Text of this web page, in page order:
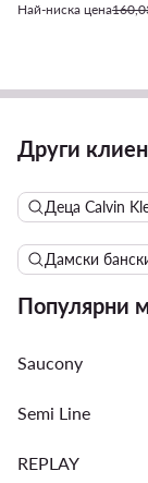
Най-ниска цена
Други
Деца Calvin
Дамски
Популярни
Saucony
Semi Line
REPLAY